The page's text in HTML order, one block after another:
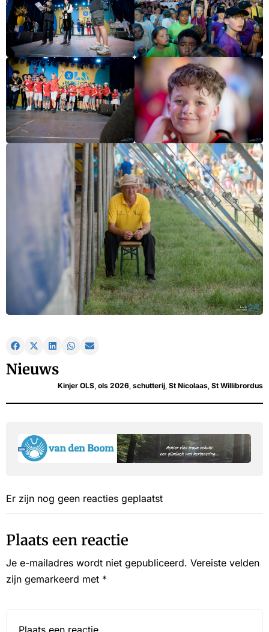
Nieuws
Kinjer OLS, ols 2026, schutterij, St Nicolaas, St Willibrordus
Er zijn nog geen reacties geplaatst
Plaats een reactie
Je e-mailadres wordt niet gepubliceerd. Vereiste velden
zijn gemarkeerd met *